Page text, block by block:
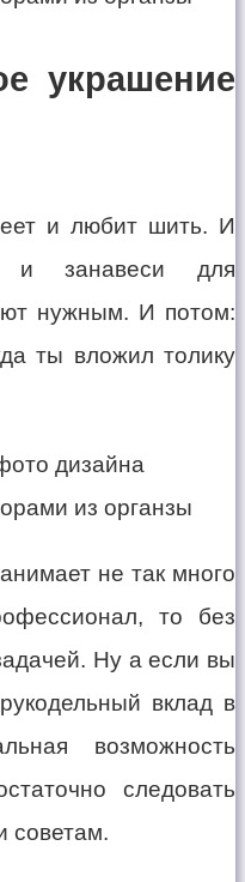
украшение
и любит шить. И
и занавеси для
нужным. И потом:
ты вложил толику
не так много
то без
Ну а если вы
вклад в
возможность
следовать
советам.